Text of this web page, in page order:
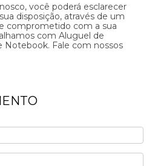
você poderá esclarecer
disposição, através de um
comprometido com a sua
com Aluguel de
Notebook. Fale com nossos